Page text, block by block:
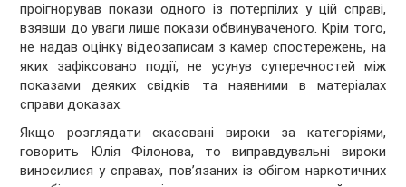
проігнорував покази одного із потерпілих у цій справі,
взявши до уваги лише покази обвинуваченого. Крім того,
не надав оцінку відеозаписам з камер спостережень, на
яких зафіксовано події, не усунув суперечностей між
показами деяких свідків та наявними в матеріалах
справи доказах.
Якщо розглядати скасовані вироки за категоріями,
говорить Юлія Філонова, то виправдувальні вироки
виносилися у справах, пов’язаних із обігом наркотичних